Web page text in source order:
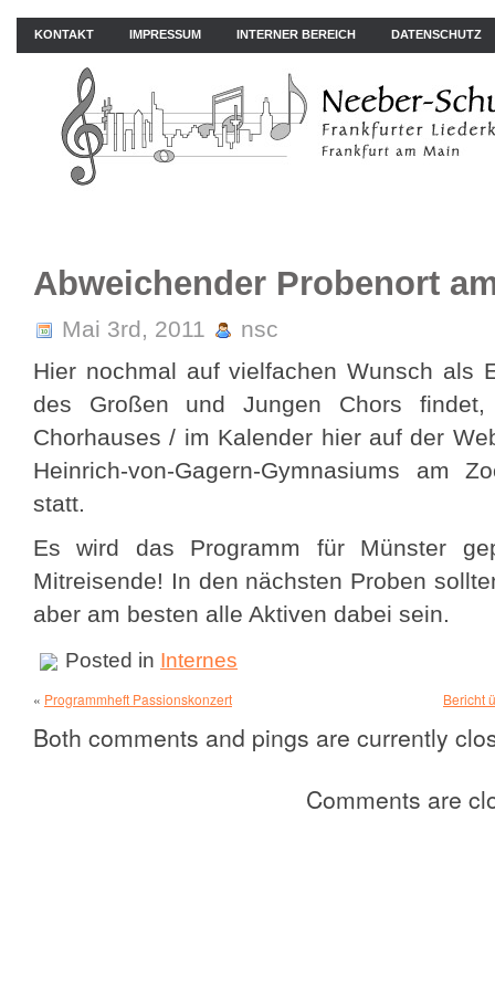
KONTAKT IMPRESSUM INTERNER BEREICH DATENSCHUTZ
Abweichender Probenort
Mai 3rd, 2011
nsc
Hier nochmal auf vielfachen Wunsch als
des Großen und Jungen Chors
Chorhauses / im Kalender hier auf der
Heinrich-von-Gagern-Gymnasiums am
statt.
Es wird das Programm für Münster
Mitreisende! In den nächsten Proben
aber am besten alle Aktiven dabei sein.
Posted in Internes
« Programmheft Passionskonzert Bericht
Both comments and pings are currently
Comments are